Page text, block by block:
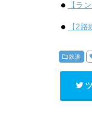
【ラ
【2
鉄道